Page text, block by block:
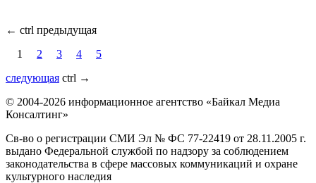
← ctrl предыдущая
1 2 3 4
5
следующая ctrl →
© 2004-2026 информационное агентство «Байкал Медиа
Консалтинг»
Св-во о регистрации СМИ Эл № ФС 77-22419 от 28.11.2005 г.
выдано Федеральной службой по надзору за соблюдением
законодательства в сфере массовых коммуникаций и охране
культурного наследия